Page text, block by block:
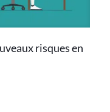
risques en